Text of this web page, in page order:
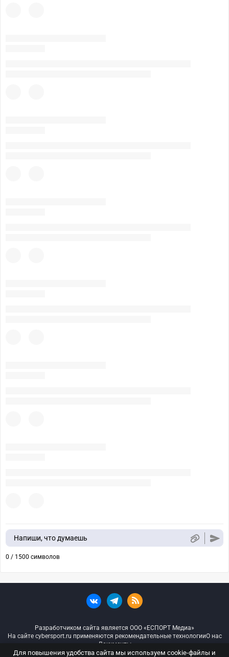
Напиши, что думаешь
0 / 1500 символов
Разработчиком сайта является ООО «ЕСПОРТ Медиа»
На сайте cybersport.ru применяются рекомендательные технологииО нас
Документы
Для повышения удобства сайта мы используем cookie-файлы и